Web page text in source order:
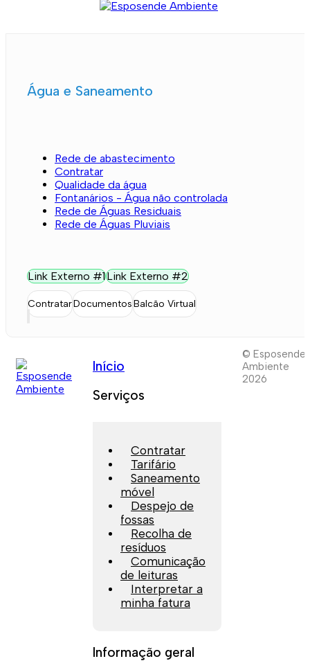
Água e Saneamento
Rede de abastecimento
Contratar
Qualidade da água
Fontanários - Água não controlada
Rede de Águas Residuais
Rede de Águas Pluviais
Link Externo #1Link Externo #2
ContratarDocumentosBalcão Virtual
Início
Serviços
Contratar
Tarifário
Saneamento
móvel
Despejo de
fossas
Recolha de
resíduos
Comunicação
de leituras
Interpretar a
minha fatura
Informação geral
© Esposende
Ambiente
2026